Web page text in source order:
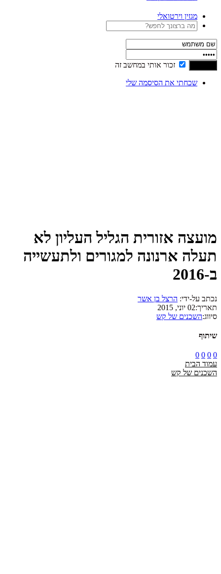
מגזין וירטואלי
זכור אותי במחשב זה
שכחתי את הסיסמה שלי
מועצה אזורית הגליל העליון לא
תעלה ארנונה למגורים ולתעשייה
ב-2016
נכתב על-ידי: הרצל בן אשר
תאריך:02 יוני, 2015
סיווג:השכנים של קש
שיתוף
0
0
0
0
עמוד הבית
השכנים של קש